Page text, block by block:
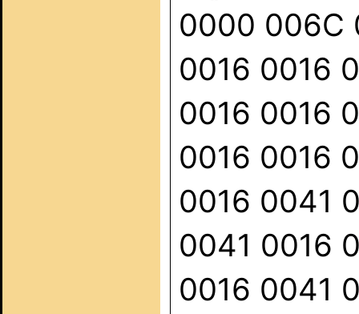
0000 006C
0016 0016
0016 0016
0016 0016
0016 0041
0041 0016
0016 0041